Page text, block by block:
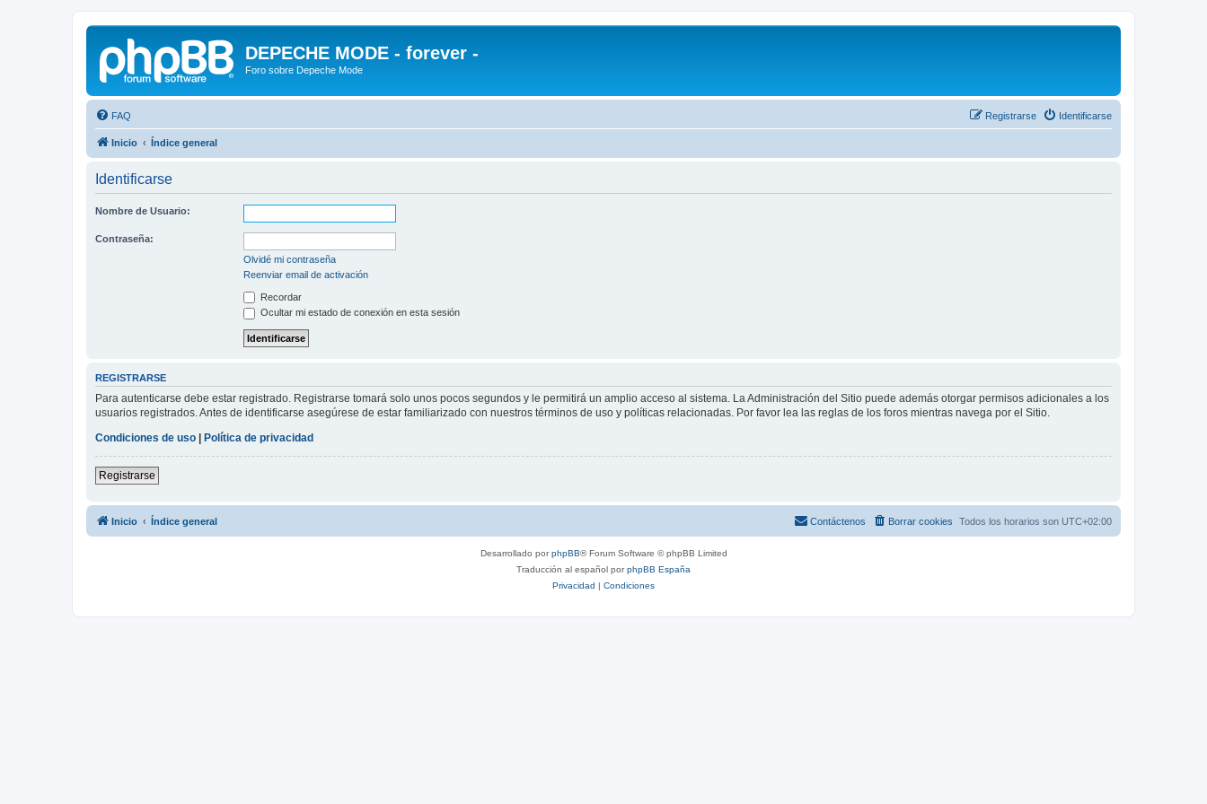
DEPECHE MODE - forever -
Foro sobre Depeche Mode
FAQ Identificarse
Registrarse
Inicio Índice general
Identificarse
Nombre de Usuario:
Contraseña:
Olvidé mi contraseña
Reenviar email de activación
Recordar
Ocultar mi estado de conexión en esta sesión
REGISTRARSE
Para autenticarse debe estar registrado. Registrarse tomará solo unos pocos segundos y le permitirá un amplio acceso al sistema. La Administración del Sitio puede además otorgar permisos adicionales a los
usuarios registrados. Antes de identificarse asegúrese de estar familiarizado con nuestros términos de uso y políticas relacionadas. Por favor lea las reglas de los foros mientras navega por el Sitio.
Condiciones de uso
Política de privacidad
Registrarse
Inicio Índice general Todos los horarios son UTC+02:00
Borrar cookies
Contáctenos
Desarrollado porphpBB® Forum Software © phpBB Limited
Traducción al español porphpBB España
Privacidad | Condiciones